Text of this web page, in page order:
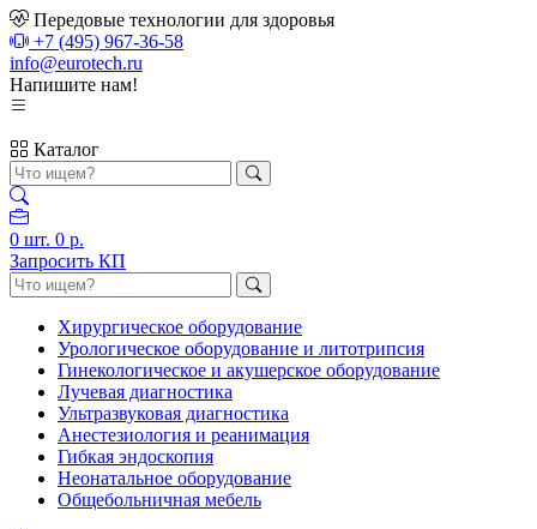
Передовые технологии для здоровья
+7 (495) 967-36-58
info@eurotech.ru
Напишите нам!
Каталог
0 шт. 0 р.
Запросить КП
Хирургическое оборудование
Урологическое оборудование и литотрипсия
Гинекологическое и акушерское оборудование
Лучевая диагностика
Ультразвуковая диагностика
Анестезиология и реанимация
Гибкая эндоскопия
Неонатальное оборудование
Общебольничная мебель